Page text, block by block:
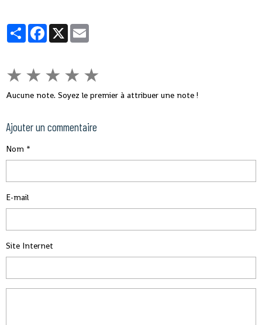
PartagerFacebook
X
★ ★ ★ ★ ★
Aucune note. Soyez le premier à attribuer une note !
Ajouter un commentaire
Nom
E-mail
Site Internet